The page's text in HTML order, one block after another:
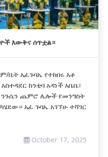
እውቅና ሰጥቷል።
ቤት አፈጉባኤ የተከበሩ አቶ
ከንቲባ አዳነች አቤቤ፣
ጨምሮ ሌሎች የመንግስት
አፈ ጉባኤ አገኘሁ ተሻገር
October 17, 2025